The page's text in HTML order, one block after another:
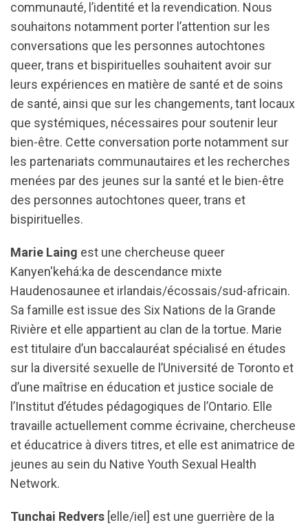
communauté, l’identité et la revendication. Nous
souhaitons notamment porter l’attention sur les
conversations que les personnes autochtones
queer, trans et bispirituelles souhaitent avoir sur
leurs expériences en matière de santé et de soins
de santé, ainsi que sur les changements, tant locaux
que systémiques, nécessaires pour soutenir leur
bien-être. Cette conversation porte notamment sur
les partenariats communautaires et les recherches
menées par des jeunes sur la santé et le bien-être
des personnes autochtones queer, trans et
bispirituelles.
Marie Laing est une chercheuse queer
Kanyen'kehá:ka de descendance mixte
Haudenosaunee et irlandais/écossais/sud-africain.
Sa famille est issue des Six Nations de la Grande
Rivière et elle appartient au clan de la tortue. Marie
est titulaire d’un baccalauréat spécialisé en études
sur la diversité sexuelle de l’Université de Toronto et
d’une maîtrise en éducation et justice sociale de
l’Institut d’études pédagogiques de l’Ontario. Elle
travaille actuellement comme écrivaine, chercheuse
et éducatrice à divers titres, et elle est animatrice de
jeunes au sein du Native Youth Sexual Health
Network.
Tunchai Redvers [elle/iel] est une guerrière de la